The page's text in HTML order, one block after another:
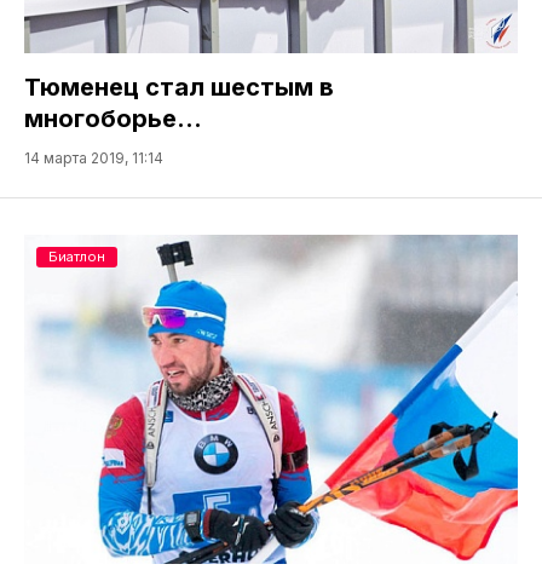
Тюменец стал шестым в
многоборье…
14 марта 2019, 11:14
Биатлон